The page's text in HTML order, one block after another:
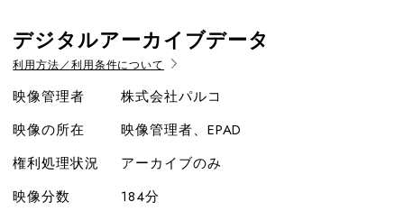
デジタルアーカイブデータ
利用方法／利用条件について
映像管理者
株式会社パルコ
映像の所在
映像管理者、EPAD
権利処理状況
アーカイブのみ
映像分数
184分